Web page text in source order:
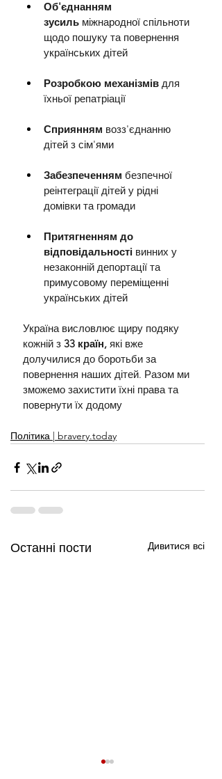
Об'єднанням
зусиль міжнародної спільноти
щодо пошуку та повернення
українських дітей
Розробкою механізмів для
їхньої репатріації
Сприянням возз'єднанню
дітей з сім'ями
Забезпеченням безпечної
реінтеграції дітей у рідні
домівки та громади
Притягненням до
відповідальності винних у
незаконній депортації та
примусовому переміщенні
українських дітей
Україна висловлює щиру подяку
кожній з 33 країн, які вже
долучилися до боротьби за
повернення наших дітей. Разом ми
зможемо захистити їхні права та
повернути їх додому
Політика | bravery.today
Останні пости Дивитися всі